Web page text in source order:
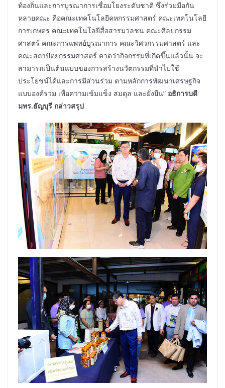
ท้องถิ่นและการบูรณาการเชื่อมโยงระดับชาติ ซึ่งร่วมมือกัน
หลายคณะ คือคณะเทคโนโลยีคหกรรมศาสตร์ คณะเทคโนโลยี
การเกษตร คณะเทคโนโลยีสื่อสารมวลชน คณะศิลปกรรม
ศาสตร์ คณะการแพทย์บูรณาการ คณะวิศวกรรมศาสตร์ และ
คณะสถาปัตยกรรมศาสตร์ คาดว่ากิจกรรมที่เกิดขึ้นแล้วนั้น จะ
สามารถเป็นต้นแบบของการสร้างนวัตกรรมที่นำไปใช้
ประโยชน์ได้และการมีส่วนร่วม ตามหลักการพัฒนาเศรษฐกิจ
แบบองค์รวม เพื่อความเข้มแข็ง สมดุล และยั่งยืน” อธิการบดี
มทร.ธัญบุรี กล่าวสรุป